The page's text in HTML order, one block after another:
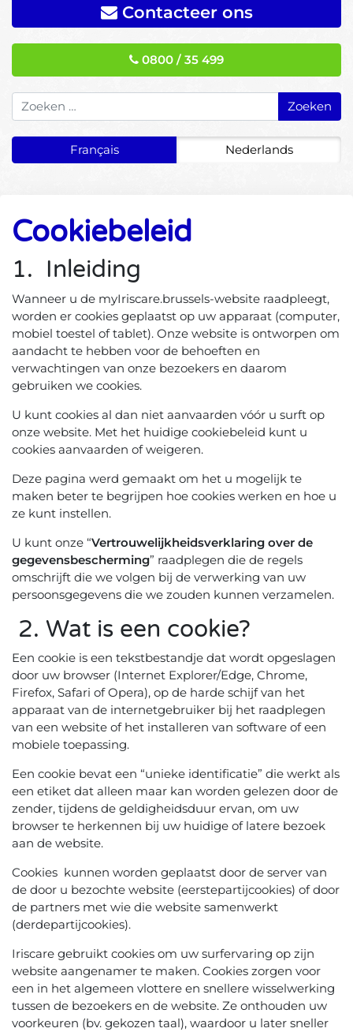
Contacteer ons
0800 / 35 499
Zoeken naar:
Français Nederlands
Cookiebeleid
1. Inleiding
Wanneer u de myIriscare.brussels-website raadpleegt,
worden er cookies geplaatst op uw apparaat (computer,
mobiel toestel of tablet). Onze website is ontworpen om
aandacht te hebben voor de behoeften en
verwachtingen van onze bezoekers en daarom
gebruiken we cookies.
U kunt cookies al dan niet aanvaarden vóór u surft op
onze website. Met het huidige cookiebeleid kunt u
cookies aanvaarden of weigeren.
Deze pagina werd gemaakt om het u mogelijk te
maken beter te begrijpen hoe cookies werken en hoe u
ze kunt instellen.
U kunt onze “Vertrouwelijkheidsverklaring over de
gegevensbescherming” raadplegen die de regels
omschrijft die we volgen bij de verwerking van uw
persoonsgegevens die we zouden kunnen verzamelen.
2. Wat is een cookie?
Een cookie is een tekstbestandje dat wordt opgeslagen
door uw browser (Internet Explorer/Edge, Chrome,
Firefox, Safari of Opera), op de harde schijf van het
apparaat van de internetgebruiker bij het raadplegen
van een website of het installeren van software of een
mobiele toepassing.
Een cookie bevat een “unieke identificatie” die werkt als
een etiket dat alleen maar kan worden gelezen door de
zender, tijdens de geldigheidsduur ervan, om uw
browser te herkennen bij uw huidige of latere bezoek
aan de website.
Cookies kunnen worden geplaatst door de server van
de door u bezochte website (eerstepartijcookies) of door
de partners met wie die website samenwerkt
(derdepartijcookies).
Iriscare gebruikt cookies om uw surfervaring op zijn
website aangenamer te maken. Cookies zorgen voor
een in het algemeen vlottere en snellere wisselwerking
tussen de bezoekers en de website. Ze onthouden uw
voorkeuren (bv. gekozen taal), waardoor u later sneller